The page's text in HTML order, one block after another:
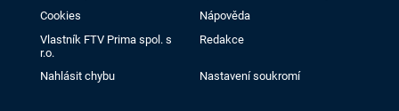
Cookies
Nápověda
Vlastník FTV Prima spol. s
r.o.
Redakce
Nahlásit chybu Nastavení soukromí